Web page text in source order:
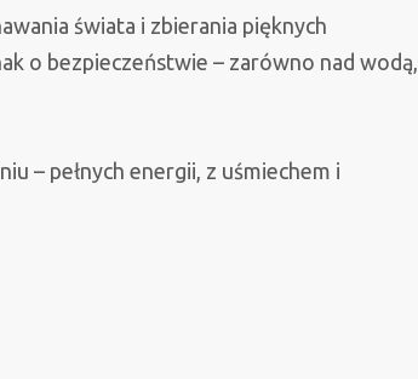
świata i zbierania pięknych
o bezpieczeństwie – zarówno nad wodą,
– pełnych energii, z uśmiechem i